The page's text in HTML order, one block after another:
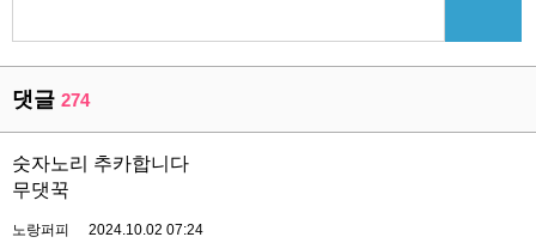
댓글 274
숫자노리 추카합니다
무댓꾹
노랑퍼피 2024.10.02 07:24